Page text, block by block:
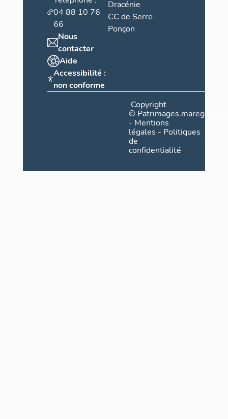
04 88 10 76
66
Nous
contacter
Aide
Accessibilité :
non conforme
Dracénie
CC de Serre-
Ponçon
Copyright
©
- Mentions
légales - Politiques
de
confidentialité